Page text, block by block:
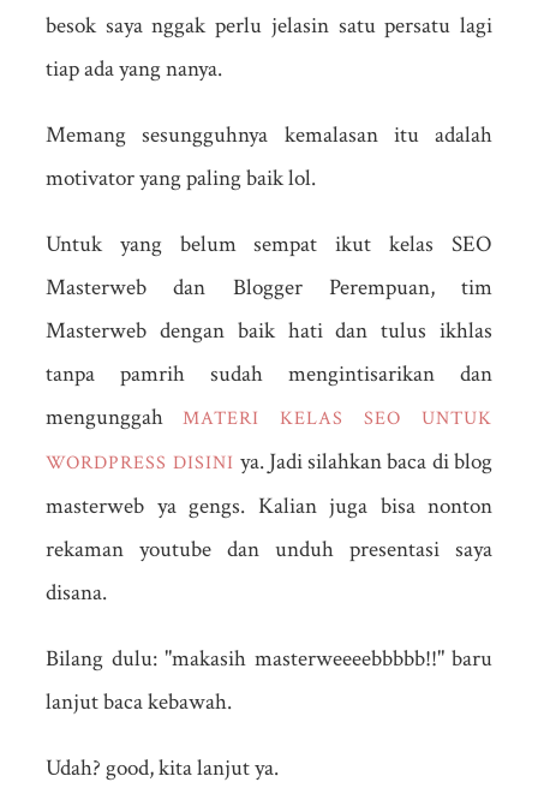
besok saya nggak perlu jelasin satu persatu lagi
tiap ada yang nanya.
Memang sesungguhnya kemalasan itu adalah
motivator yang paling baik lol.
Untuk yang belum sempat ikut kelas SEO
Masterweb dan Blogger Perempuan, tim
Masterweb dengan baik hati dan tulus ikhlas
tanpa pamrih sudah mengintisarikan dan
mengunggah MATERI KELAS SEO UNTUK
WORDPRESS DISINI ya. Jadi silahkan baca di blog
masterweb ya gengs. Kalian juga bisa nonton
rekaman youtube dan unduh presentasi saya
disana.
Bilang dulu: "makasih masterweeeebbbbb!!" baru
lanjut baca kebawah.
Udah? good, kita lanjut ya.